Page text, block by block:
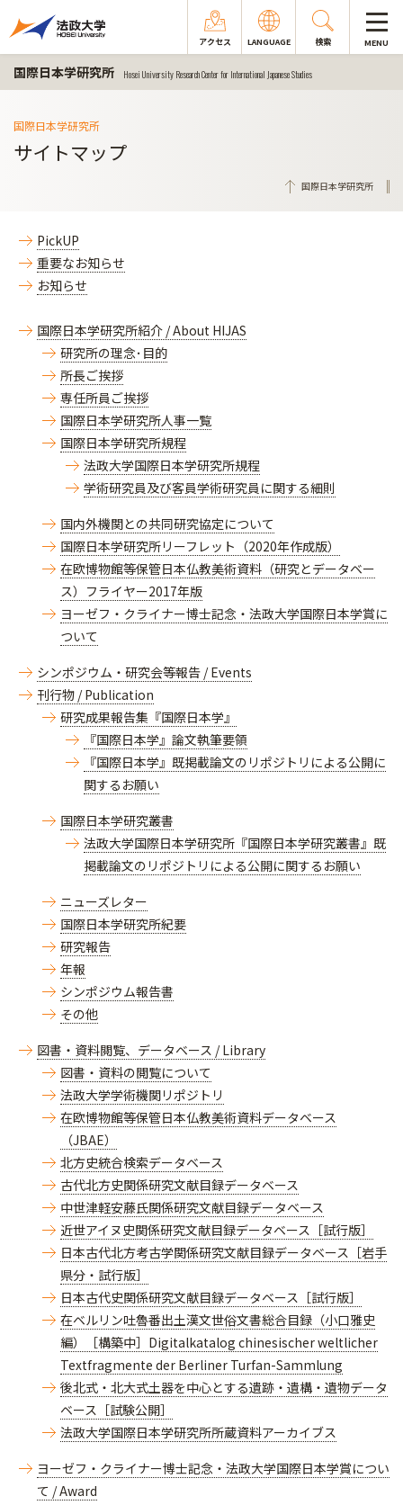
アクセス LANGUAGE 検索 MENU
国際日本学研究所 Hosei University Research Center for International Japanese Studies
国際日本学研究所
サイトマップ
国際日本学研究所
PickUP
重要なお知らせ
お知らせ
国際日本学研究所紹介 / About HIJAS
研究所の理念･目的
所長ご挨拶
専任所員ご挨拶
国際日本学研究所人事一覧
国際日本学研究所規程
法政大学国際日本学研究所規程
学術研究員及び客員学術研究員に関する細則
国内外機関との共同研究協定について
国際日本学研究所リーフレット（2020年作成版）
在欧博物館等保管日本仏教美術資料（研究とデータベー
ス）フライヤー2017年版
ヨーゼフ・クライナー博士記念・法政大学国際日本学賞に
ついて
シンポジウム・研究会等報告 / Events
刊行物 / Publication
研究成果報告集『国際日本学』
『国際日本学』論文執筆要領
『国際日本学』既掲載論文のリポジトリによる公開に
関するお願い
国際日本学研究叢書
法政大学国際日本学研究所『国際日本学研究叢書』既
掲載論文のリポジトリによる公開に関するお願い
ニューズレター
国際日本学研究所紀要
研究報告
年報
シンポジウム報告書
その他
図書・資料閲覧、データベース / Library
図書・資料の閲覧について
法政大学学術機関リポジトリ
在欧博物館等保管日本仏教美術資料データベース
（JBAE）
北方史統合検索データベース
古代北方史関係研究文献目録データベース
中世津軽安藤氏関係研究文献目録データベース
近世アイヌ史関係研究文献目録データベース［試行版］
日本古代北方考古学関係研究文献目録データベース［岩手
県分・試行版］
日本古代史関係研究文献目録データベース［試行版］
在ベルリン吐魯番出土漢文世俗文書総合目録（小口雅史
編）［構築中］Digitalkatalog chinesischer weltlicher
Textfragmente der Berliner Turfan-Sammlung
後北式・北大式土器を中心とする遺跡・遺構・遺物データ
ベース［試験公開］
法政大学国際日本学研究所所蔵資料アーカイブス
ヨーゼフ・クライナー博士記念・法政大学国際日本学賞につい
て / Award